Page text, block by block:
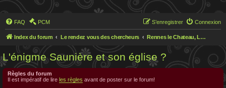
FAQ PCM Connexion
S’enregistrer
Index du forum Le rendez vous des chercheurs Rennes le Chateau, Le rendez-vous des chercheurs
L'énigme Saunière et son église ?
Règles du forum
Il est impératif de lire les règles avant de poster sur le forum!